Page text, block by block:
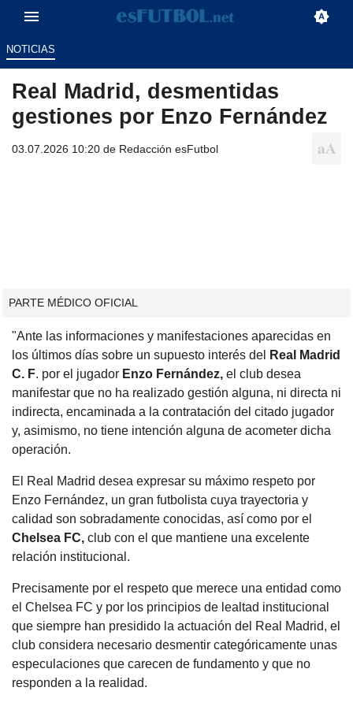
NOTICIAS
Real Madrid, desmentidas
gestiones por Enzo Fernández
03.07.2026 10:20 de Redacción esFutbol
PARTE MÉDICO OFICIAL
"Ante las informaciones y manifestaciones aparecidas en
los últimos días sobre un supuesto interés del
Real Madrid
C. F. por el jugador Enzo Fernández, el club desea
manifestar que no ha realizado gestión alguna, ni directa ni
indirecta, encaminada a la contratación del citado jugador
y, asimismo, no tiene intención alguna de acometer dicha
operación.
El Real Madrid desea expresar su máximo respeto por
Enzo Fernández, un gran futbolista cuya trayectoria y
calidad son sobradamente conocidas, así como por el
Chelsea FC, club con el que mantiene una excelente
relación institucional.
Precisamente por el respeto que merece una entidad como
el Chelsea FC y por los principios de lealtad institucional
que siempre han presidido la actuación del Real Madrid, el
club considera necesario desmentir categóricamente unas
especulaciones que carecen de fundamento y que no
responden a la realidad.